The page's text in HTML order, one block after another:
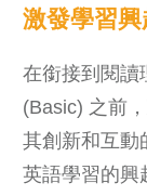
激發學習
在銜接到閱讀
(Basic) 之前，
其創新和互動
英語學習的興